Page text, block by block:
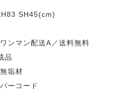
SH45(cm)
ンマン配送A／送料無料
品
垢材
ーコード